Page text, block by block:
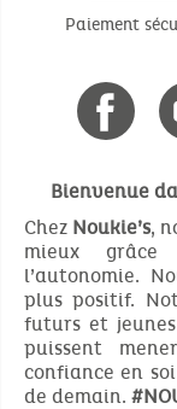
Paiement
Bienvenue
Chez Noukie’s,
mieux grâce
l’autonomie.
plus positif.
futurs et
puissent
confiance en
de demain.